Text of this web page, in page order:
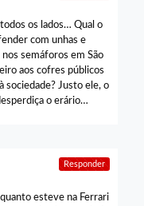
os lados… Qual o
com unhas e
semáforos em São
aos cofres públicos
sociedade? Justo ele, o
o erário…
esteve na Ferrari
Responder